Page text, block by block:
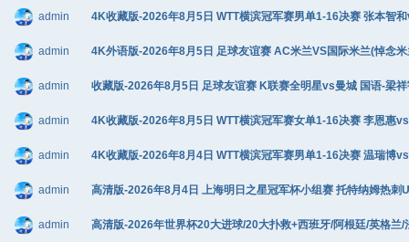
admin 4K收藏版-2026年8月5日 WTT横滨冠军赛男单1-16决赛 张本智
admin 4K外语版-2026年8月5日 足球友谊赛 AC米兰VS国际米兰(悼念
admin 收藏版-2026年8月5日 足球友谊赛 K联赛全明星vs曼城 国语-梁
admin 4K收藏版-2026年8月5日 WTT横滨冠军赛女单1-16决赛 李恩惠
admin 4K收藏版-2026年8月4日 WTT横滨冠军赛男单1-16决赛 温瑞博
admin 高清版-2026年8月4日 上海明日之星冠军杯小组赛 托特纳姆热
admin 高清版-2026年世界杯20大进球/20大扑救+西班牙/阿根廷/英格